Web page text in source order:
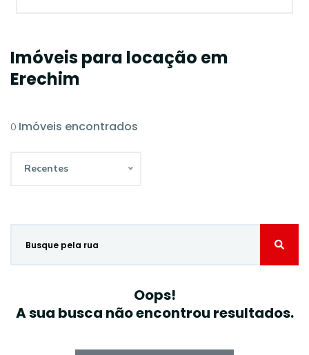
Imóveis para locação em
Erechim
0 Imóveis encontrados
Recentes
Oops!
A sua busca não encontrou resultados.